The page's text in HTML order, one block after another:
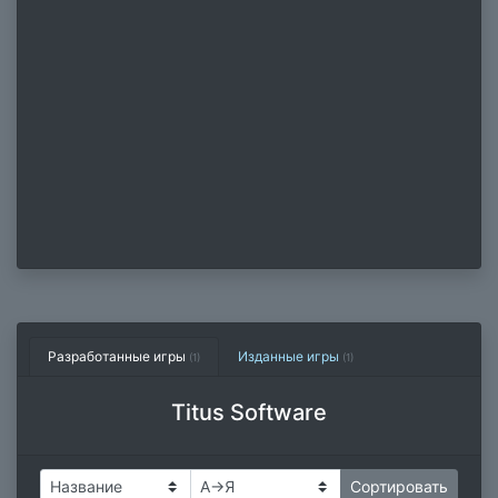
Разработанные игры (1) Изданные игры (1)
Titus Software